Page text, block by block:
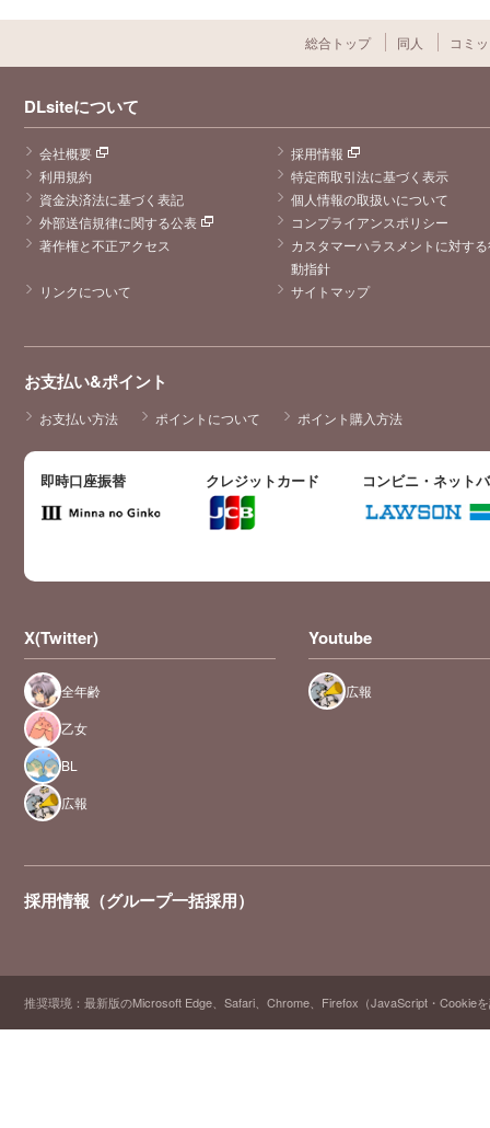
総合トップ 同人 コミ
DLsiteについて
会社概要
採用情報
利用規約
特定商取引法に基づく表示
資金決済法に基づく表記
個人情報の取扱いについて
外部送信規律に関する公表
コンプライアンスポリシー
著作権と不正アクセス
カスタマーハラスメントに対す
動指針
リンクについて
サイトマップ
お支払い&ポイント
お支払い方法 ポイントについて ポイント購入方法
即時口座振替 クレジットカード コンビニ・ネット
X(Twitter)
全年齢
乙女
BL
広報
Youtube
広報
採用情報（グループ一括採用）
推奨環境：最新版のMicrosoft Edge、Safari、Chrome、Firefox（JavaScript・Cookie